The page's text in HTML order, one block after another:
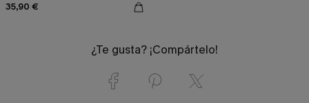
35,90 €
¿Te gusta? ¡Compártelo!